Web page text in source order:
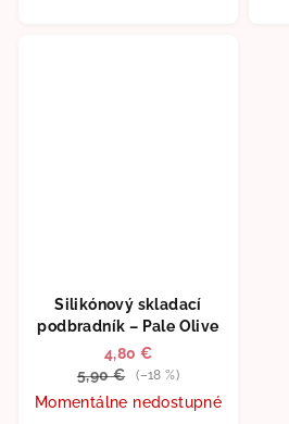
Silikónový skladací
podbradník – Pale Olive
4,80 €
5,90 €
(–18 %)
Momentálne nedostupné